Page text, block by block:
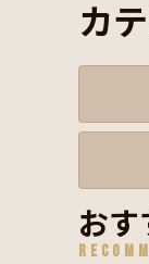
カ
おす